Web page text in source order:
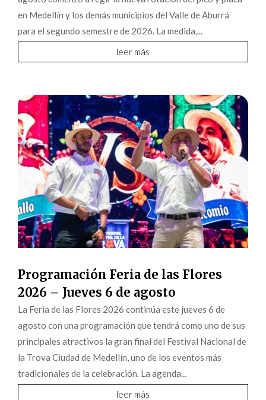
leer más
Programación Feria de las Flores
2026 – Jueves 6 de agosto
La Feria de las Flores 2026 continúa este jueves 6 de
agosto con una programación que tendrá como uno de sus
principales atractivos la gran final del Festival Nacional de
la Trova Ciudad de Medellín, uno de los eventos más
tradicionales de la celebración. La agenda...
leer más